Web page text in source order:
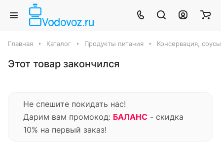
Главная Каталог Продукты питания Консервация,
Этот товар закончился
Не спешите покидать нас!
Дарим вам промокод: БАЛАНС - скидка
10% на первый заказ!